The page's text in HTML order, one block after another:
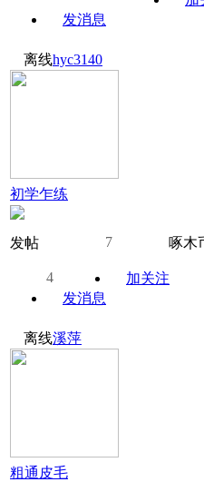
发消息
离线hyc3140
初学乍练
发帖 7 啄木
4
加关注
发消息
离线溪萍
粗通皮毛